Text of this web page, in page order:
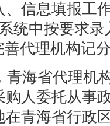
信息填报工
统中按要求
代理机构记
青海省代理机
人委托从事
青海省行政